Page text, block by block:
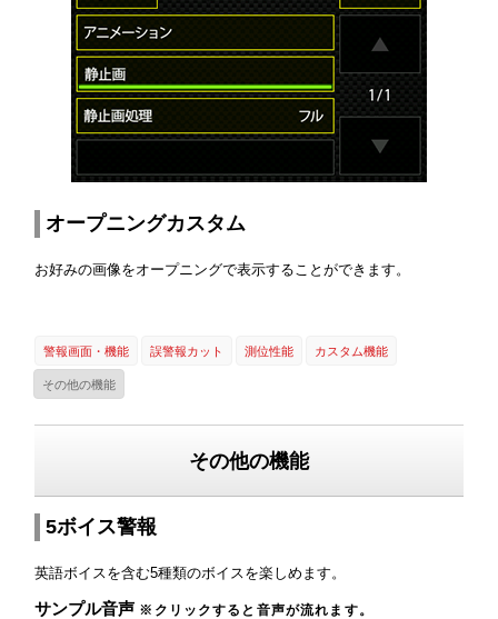
オープニングカスタム
お好みの画像をオープニングで表示することができます。
警報画面・機能 誤警報カット 測位性能 カスタム機能
その他の機能
その他の機能
5ボイス警報
英語ボイスを含む5種類のボイスを楽しめます。
サンプル音声 ※クリックすると音声が流れます。